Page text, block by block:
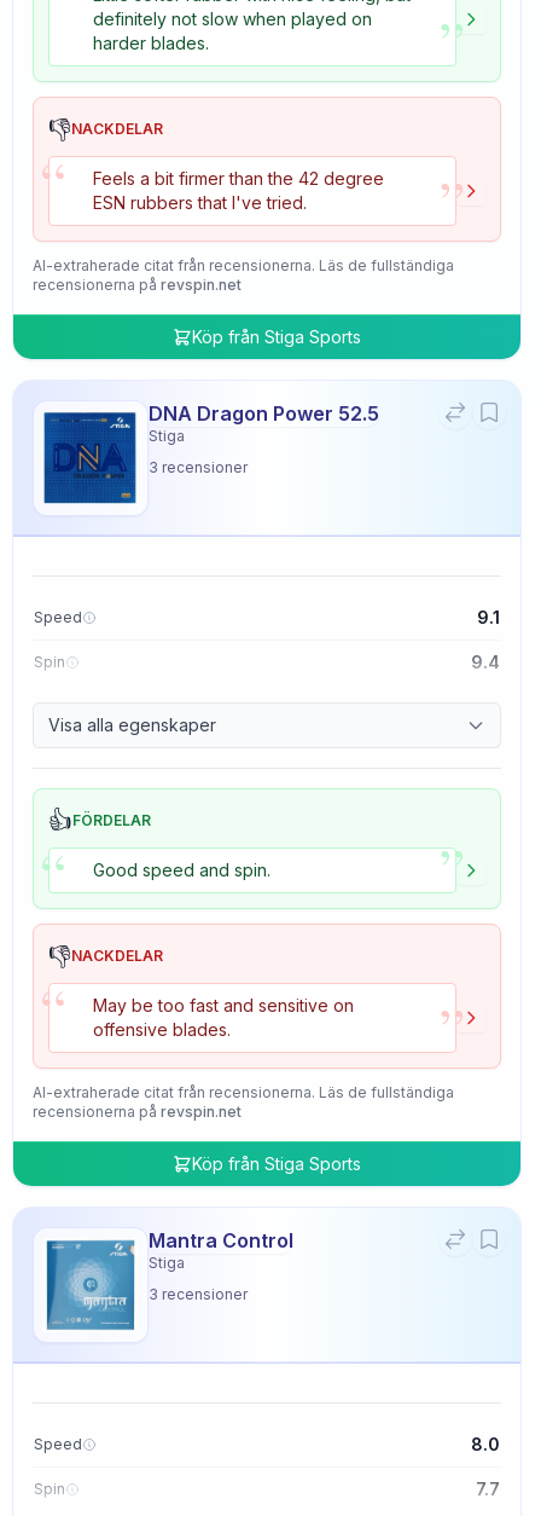
definitely not slow when played on
harder blades.
”
👎NACKDELAR
“
Feels a bit firmer than the 42 degree
ESN rubbers that I've tried.
”
AI-extraherade citat från recensionerna. Läs de fullständiga
recensionerna på revspin.net
Köp från Stiga Sports
DNA Dragon Power 52.5
Stiga
3 recensioner
Speed 9.1
Spin 9.4
Control 8.5
Tackiness 5.0
Visa alla egenskaper
👍FÖRDELAR
“ Good speed and spin. ”
👎NACKDELAR
“
May be too fast and sensitive on
offensive blades.
”
AI-extraherade citat från recensionerna. Läs de fullständiga
recensionerna på revspin.net
Köp från Stiga Sports
Mantra Control
Stiga
3 recensioner
Speed 8.0
Spin 7.7